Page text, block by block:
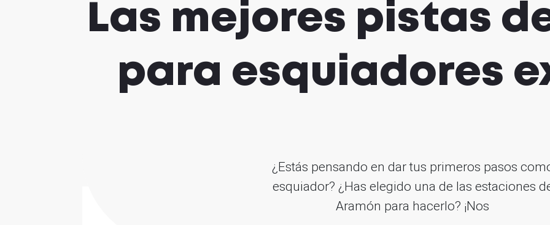
Las mejores pistas
para esquiadores
¿Estás pensando en dar tus primeros pasos
esquiador? ¿Has elegido una de las estaciones
Aramón para hacerlo? ¡Nos